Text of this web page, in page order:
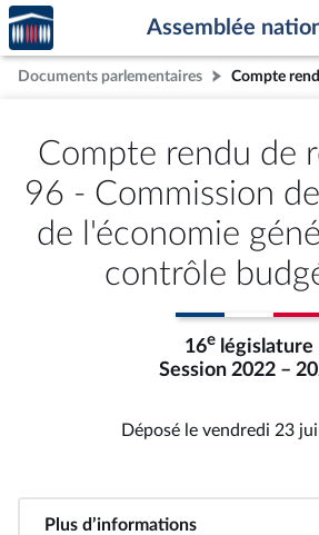
Aller au contenu
Aller en bas de la page
Accèder
à la
page
d'accueil
Assemblée
Documents parlementaires
Compte rendu de
96 - Commission
de l'économie
contrôle
16e législature
Session 2022 –
Déposé le vendredi 23
Plus d’informations
<b>Plus